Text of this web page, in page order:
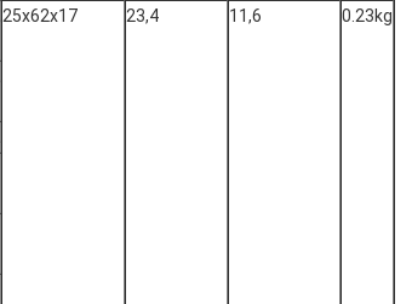
25x62x17 23,4 11,6 0.23kg